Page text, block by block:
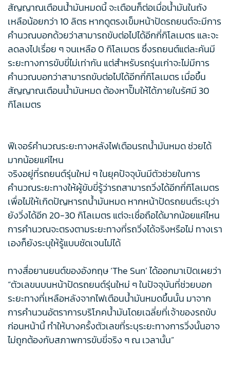
สัญญาณเตือนน้ํามันหมดนี้ จะเตือนก็ต่อเมื่อน้ำมันในถัง
เหลือน้อยกว่า 10 ลิตร หากดูตรงเข็มหน้าปัดรถยนต์จะมีการ
คำนวณบอกด้วยว่าสามารถขับต่อไปได้อีกกี่กิโลเมตร และจะ
ลดลงไปเรื่อย ๆ จนเหลือ 0 กิโลเมตร ซึ่งรถยนต์แต่ละคันมี
ระยะทางการขับขี่ไม่เท่ากัน แต่สำหรับรถรุ่นเก่าจะไม่มีการ
คำนวณบอกว่าสามารถขับต่อไปได้อีกกี่กิโลเมตร เมื่อขึ้น
สัญญาณเตือนน้ำมันหมด ต้องหาปั๊มให้ได้ภายในรัศมี 30
กิโลเมตร
ฟีเจอร์คำนวณระยะทางหลังไฟเตือนรถน้ำมันหมด ช่วยได้
มากน้อยแค่ไหน
จริงอยู่ที่รถยนต์รุ่นใหม่ ๆ ในยุคปัจจุบันมีตัวช่วยในการ
คำนวณระยะทางให้ผู้ขับขี่รู้ว่ารถสามารถวิ่งได้อีกกี่กิโลเมตร
เพื่อไม่ให้เกิดปัญหารถน้ำมันหมด หากหน้าปัดรถยนต์ระบุว่า
ยังวิ่งได้อีก 20-30 กิโลเมตร แต่จะเชื่อถือได้มากน้อยแค่ไหน
การคำนวณจะตรงตามระยะทางที่รถวิ่งได้จริงหรือไม่ ทางเรา
เองก็ยังระบุให้รู้แบบชัดเจนไม่ได้
ทางสื่อยานยนต์ของอังกฤษ ‘The Sun’ ได้ออกมาเปิดเผยว่า
“ตัวเลขนบนหน้าปัดรถยนต์รุ่นใหม่ ๆ ในปัจจุบันที่ช่วยบอก
ระยะทางที่เหลือหลังจากไฟเตือนน้ำมันหมดขึ้นนั้น มาจาก
การคำนวนอัตราการบริโภคน้ำมันโดยเฉลี่ยที่เจ้าของรถขับ
ก่อนหน้านี้ ทำให้บางครั้งตัวเลขที่ระบุระยะทางการวิ่งนั้นอาจ
ไม่ถูกต้องกับสภาพการขับขี่จริง ๆ ณ เวลานั้น”